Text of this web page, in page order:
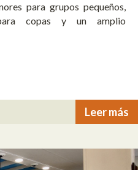
para grupos pequeños,
copas y un amplio
Leer más